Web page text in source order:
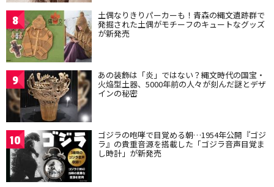
8 土偶なりきりパーカーも！青森の縄文遺跡群で
発掘された土偶がモチーフのキュートなグッズ
が新発売
9 あの装飾は「炎」ではない？縄文時代の国宝・
火焔型土器、5000年前の人々が刻んだ謎とデザ
インの秘密
10 ゴジラの咆哮で目覚める朝…1954年公開『ゴジ
ラ』の貴重音源を搭載した「ゴジラ音声目覚ま
し時計」が新発売